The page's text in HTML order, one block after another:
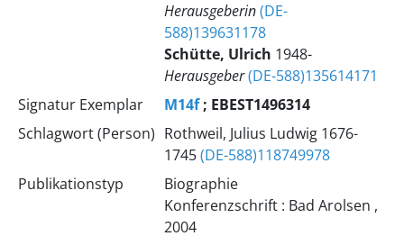
Herausgeberin(DE-
588)139631178
Schütte, Ulrich 1948-
Herausgeber(DE-588)135614171
Signatur Exemplar
M14f; EBEST1496314
Schlagwort (Person) Rothweil, Julius Ludwig 1676-
1745(DE-588)118749978
Publikationstyp
Biographie
Konferenzschrift : Bad Arolsen ,
2004